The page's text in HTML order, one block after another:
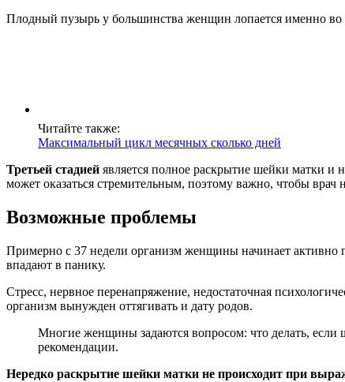
Плодный пузырь у большинства женщин лопается именно во
Читайте также:
Максимальный цикл месячных сколько дней
Третьей стадией является полное раскрытие шейки матки и
может оказаться стремительным, поэтому важно, чтобы
Возможные проблемы
Примерно с 37 недели организм женщины начинает активно
впадают в панику.
Стресс, нервное перенапряжение, недостаточная
организм вынужден оттягивать и дату родов.
Многие женщины задаются вопросом: что делать, если
рекомендации.
Нередко раскрытие шейки матки не происходит при